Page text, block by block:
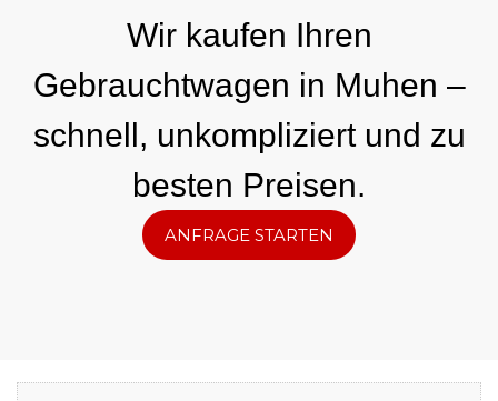
Wir kaufen Ihren
Gebrauchtwagen in Muhen –
schnell, unkompliziert und zu
besten Preisen.
ANFRAGE STARTEN